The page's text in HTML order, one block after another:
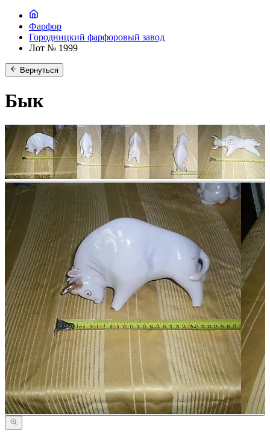
Фарфор
Городницкий фарфоровый завод
Лот № 1999
Вернуться
Бык